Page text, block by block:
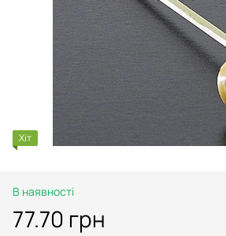
Хіт
В наявності
77.70 грн